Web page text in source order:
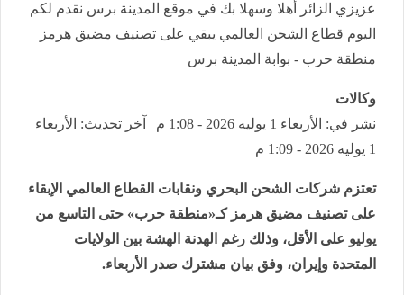
عزيزي الزائر أهلا وسهلا بك في موقع المدينة برس نقدم لكم
اليوم قطاع الشحن العالمي يبقي على تصنيف مضيق هرمز
منطقة حرب - بوابة المدينة برس
وكالات
نشر في: الأربعاء 1 يوليه 2026 - 1:08 م | آخر تحديث: الأربعاء
1 يوليه 2026 - 1:09 م
تعتزم شركات الشحن البحري ونقابات القطاع العالمي الإبقاء
على تصنيف مضيق هرمز كـ«منطقة حرب» حتى التاسع من
يوليو على الأقل، وذلك رغم الهدنة الهشة بين الولايات
المتحدة وإيران، وفق بيان مشترك صدر الأربعاء.